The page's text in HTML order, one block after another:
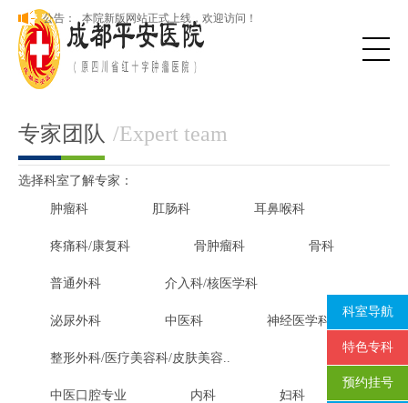
公告：
理
本院新版网站正式上线，欢迎访问！
成都平安医院开展群众身边“可视”“有感”腐败和作风问题专项治
专家团队 /Expert team
选择科室了解专家：
肿瘤科 肛肠科 耳鼻喉科
疼痛科/康复科 骨肿瘤科 骨科
普通外科 介入科/核医学科
泌尿外科 中医科 神经医学科
整形外科/医疗美容科/皮肤美容..
中医口腔专业 内科 妇科
科室导航
特色专科
预约挂号